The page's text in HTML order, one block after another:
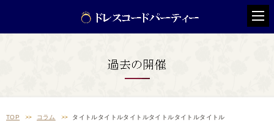
TOP コラム タイトルタイトルタイトルタイトルタイトルタイトル